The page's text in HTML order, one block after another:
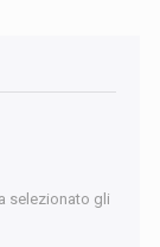
selezionato gli